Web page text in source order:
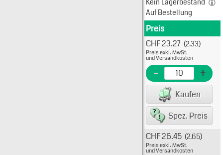
Kein Lagerbestand
Auf Bestellung
Produkt
Preis
EME
CHF 23.27 (2.33)
Preis exkl. MwSt.
und Versandkosten
- +
Kaufen
Spez. Preis
Typ:
CHF 26.45 (2.65)
Preis exkl. MwSt.
und Versandkosten